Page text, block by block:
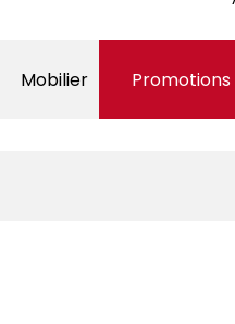
Mobilier Promotions